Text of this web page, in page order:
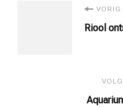
Bericht VORIG
Riool